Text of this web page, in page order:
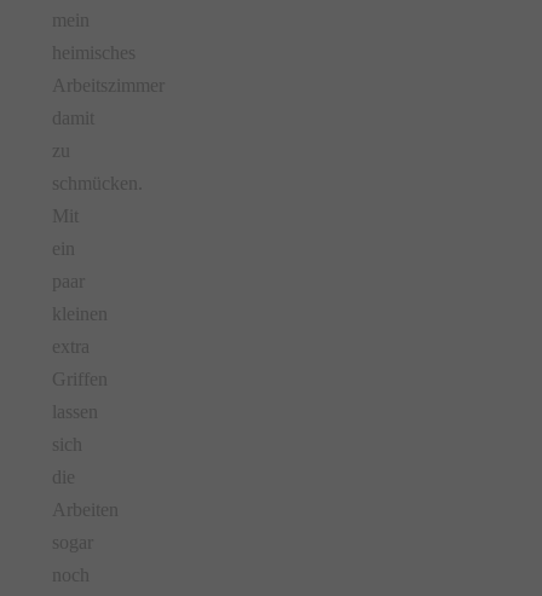
mein
heimisches
Arbeitszimmer
damit
zu
schmücken.
Mit
ein
paar
kleinen
extra
Griffen
lassen
sich
die
Arbeiten
sogar
noch